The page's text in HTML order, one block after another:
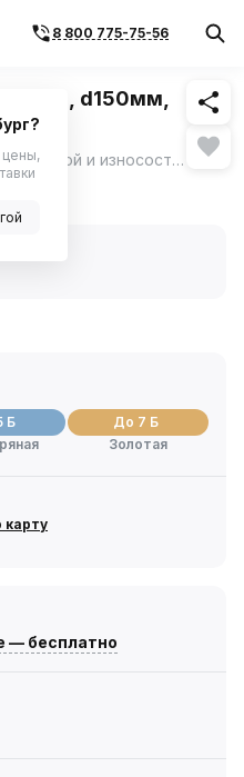
8 800 775-75-56Похожие
d150мм,
Абразивный круг на прочной эластичной и износостойкой полиэфирной подложке, которая обеспечивает повышенную скорость шлифования. ещё
Б
До 7 Б
Золотая
карту
— бесплатно
цены,